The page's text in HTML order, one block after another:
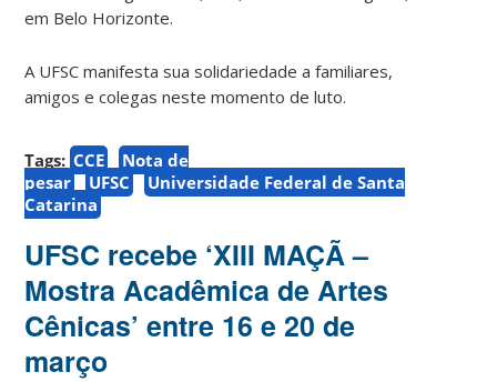
em Belo Horizonte.
A UFSC manifesta sua solidariedade a familiares,
amigos e colegas neste momento de luto.
Tags: CCE
Nota de
pesar
UFSC
Universidade Federal de Santa
Catarina
UFSC recebe ‘XIII MAÇÃ –
Mostra Acadêmica de Artes
Cênicas’ entre 16 e 20 de
março